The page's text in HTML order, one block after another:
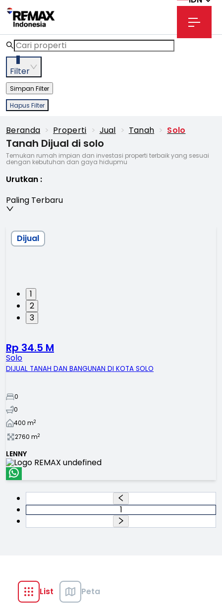
3
Filter
Simpan Filter
Hapus Filter
Beranda > Properti > Jual > Tanah > Solo
Tanah Dijual di solo
Temukan rumah impian dan investasi properti terbaik yang sesuai
dengan kebutuhan dan gaya hidupmu
Urutkan :
Paling Terbaru
1
2
3
Dijual
Rp 34.5 M
Solo
DIJUAL TANAH DAN BANGUNAN DI KOTA SOLO
0
0
400 m2
2760 m2
LENNY
1
List Peta